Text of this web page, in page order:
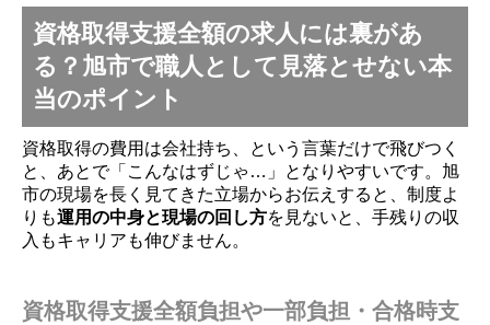
資格取得支援全額の求人には裏があ
る？旭市で職人として見落とせない本
当のポイント
資格取得の費用は会社持ち、という言葉だけで飛びつく
と、あとで「こんなはずじゃ…」となりやすいです。旭
市の現場を長く見てきた立場からお伝えすると、制度よ
りも運用の中身と現場の回し方を見ないと、手残りの収
入もキャリアも伸びません。
資格取得支援全額負担や一部負担・合格時支